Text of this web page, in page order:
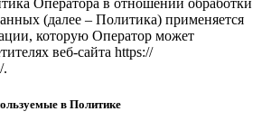
Оператора в отношении обработки
(далее – Политика) применяется
которую Оператор может
веб-сайта https://
.
в Политике